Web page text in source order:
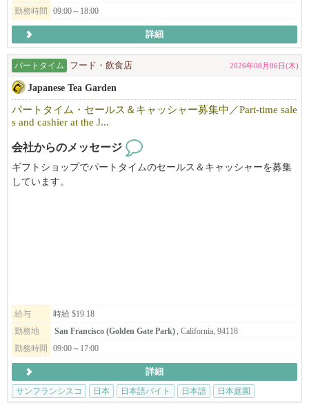
勤務時間
09:00～18:00
詳細
パートタイム フード・飲食店 2026年08月06日(木)
Japanese Tea Garden
パートタイム・セールス＆キャッシャー募集中／Part-time sale
s and cashier at the J...
会社からのメッセージ
ギフトショップでパートタイムのセールス＆キャッシャーを募集
しています。
＝＝＝＝
We are hiring part time sales and cashier at The Japanese Tea Garden's gi
ft shop.
The Japanese Tea Garden provides visitors from around the world with a
n opportunity to experience the natural beauty, tranquility and harmony
給与
時給 $19.18
勤務地
San Francisco (Golden Gate Park), California, 94118
勤務時間
09:00～17:00
詳細
サンフランシスコ
日本 日本語バイト 日本語 日本庭園